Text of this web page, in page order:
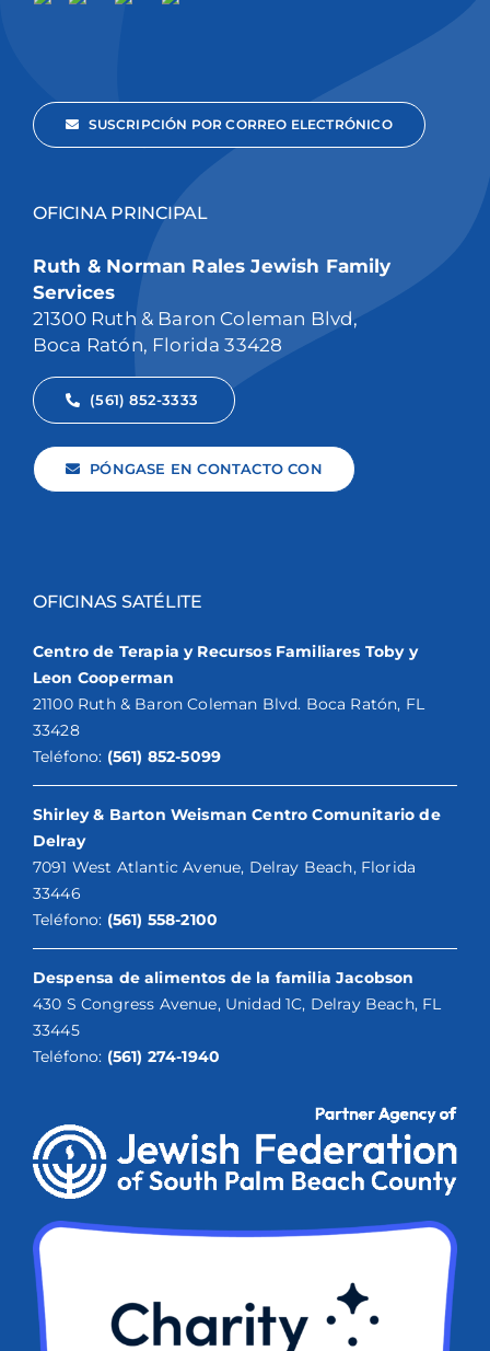
SUSCRIPCIÓN POR CORREO ELECTRÓNICO
OFICINA PRINCIPAL
Ruth & Norman Rales Jewish Family
Services
21300 Ruth & Baron Coleman Blvd,
Boca Ratón, Florida 33428
(561) 852-3333
PÓNGASE EN CONTACTO CON
OFICINAS SATÉLITE
Centro de Terapia y Recursos Familiares Toby y
Leon Cooperman
21100 Ruth & Baron Coleman Blvd. Boca Ratón, FL
33428
Teléfono: (561) 852-5099
Shirley & Barton Weisman Centro Comunitario de
Delray
7091 West Atlantic Avenue, Delray Beach, Florida
33446
Teléfono: (561) 558-2100
Despensa de alimentos de la familia Jacobson
430 S Congress Avenue, Unidad 1C, Delray Beach, FL
33445
Teléfono: (561) 274-1940